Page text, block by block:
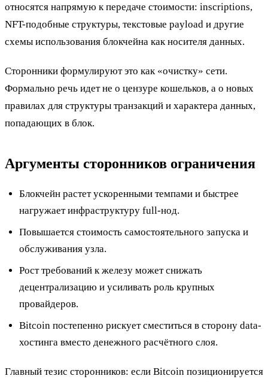
относятся напрямую к передаче стоимости: inscriptions,
NFT-подобные структуры, текстовые payload и другие
схемы использования блокчейна как носителя данных.
Сторонники формулируют это как «очистку» сети.
Формально речь идет не о цензуре кошельков, а о новых
правилах для структуры транзакций и характера данных,
попадающих в блок.
Аргументы сторонников ограничения
Блокчейн растет ускоренными темпами и быстрее
нагружает инфраструктуру full-нод.
Повышается стоимость самостоятельного запуска и
обслуживания узла.
Рост требований к железу может снижать
децентрализацию и усиливать роль крупных
провайдеров.
Bitcoin постепенно рискует сместиться в сторону data-
хостинга вместо денежного расчётного слоя.
Главный тезис сторонников: если Bitcoin позиционируется